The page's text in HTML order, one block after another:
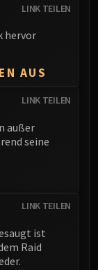
LINK TEILEN
hervor
AUS
LINK TEILEN
außer
seine
LINK TEILEN
ist
Raid